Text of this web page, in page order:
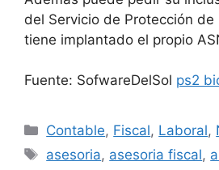
del Servicio de Protección
tiene implantado el propio
Fuente: SofwareDelSol ps2
Contable, Fiscal, Laboral,
asesoria, asesoria fiscal,